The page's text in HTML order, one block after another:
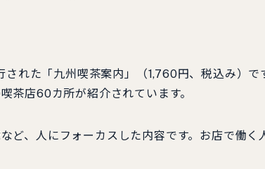
れた「九州喫茶案内」（1,760円、税込み）
茶店60カ所が紹介されています。
、人にフォーカスした内容です。お店で働